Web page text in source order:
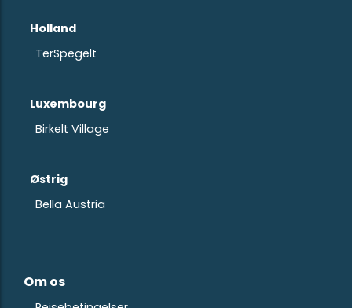
Holland
TerSpegelt
Luxembourg
Birkelt Village
Østrig
Bella Austria
Om os